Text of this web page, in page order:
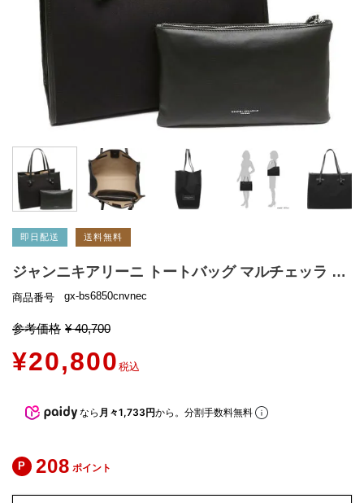
即日配送 送料無料
ジャンニキアリーニ トートバッグ マルチェッラ Mサイズ ブラック レディース GIANNI CHIARINI 6850 CNV NERO CORDA
商品番号 gx-bs6850cnvnec
参考価格 ¥ 40,700
¥20,800 税込
なら 月々1,733円から。分割手数料無料
208 ポイント